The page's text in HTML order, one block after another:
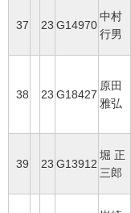
37 23 G14970
中村
行男
38 23 G18427
原田
雅弘
39 23 G13912
堀 正
三郎